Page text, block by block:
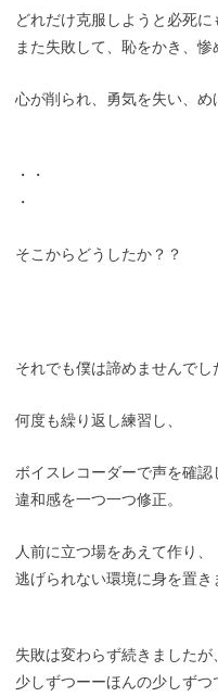
どれだけ克服しようと必死に
また失敗して、恥をかき、惨
心が削られ、勇気を失い、め
・・
・
そこからどうしたか？？
それでも僕は諦めませんでし
何度も繰り返し練習し、
ボイスレコーダーで声を確認
違和感を一つ一つ修正。
人前に立つ場をあえて作り、
逃げられない環境に身を置き
失敗は変わらず続きましたが
少しずつーーほんの少しずつ